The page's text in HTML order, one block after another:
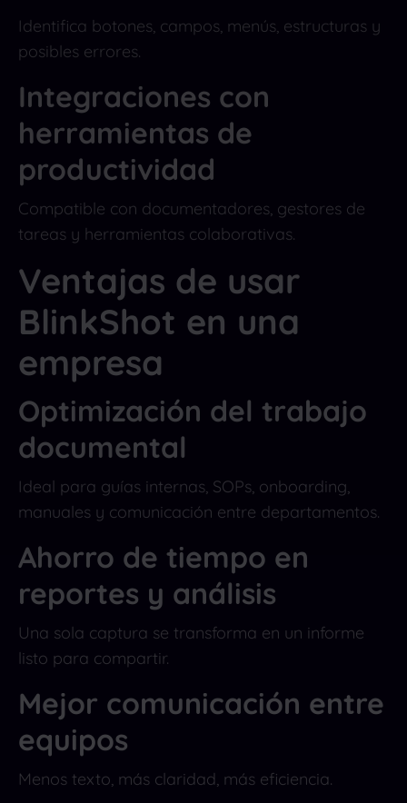
Identifica botones, campos, menús, estructuras y
posibles errores.
Integraciones con
herramientas de
productividad
Compatible con documentadores, gestores de
tareas y herramientas colaborativas.
Ventajas de usar
BlinkShot en una
empresa
Optimización del trabajo
documental
Ideal para guías internas, SOPs, onboarding,
manuales y comunicación entre departamentos.
Ahorro de tiempo en
reportes y análisis
Una sola captura se transforma en un informe
listo para compartir.
Mejor comunicación entre
equipos
Menos texto, más claridad, más eficiencia.